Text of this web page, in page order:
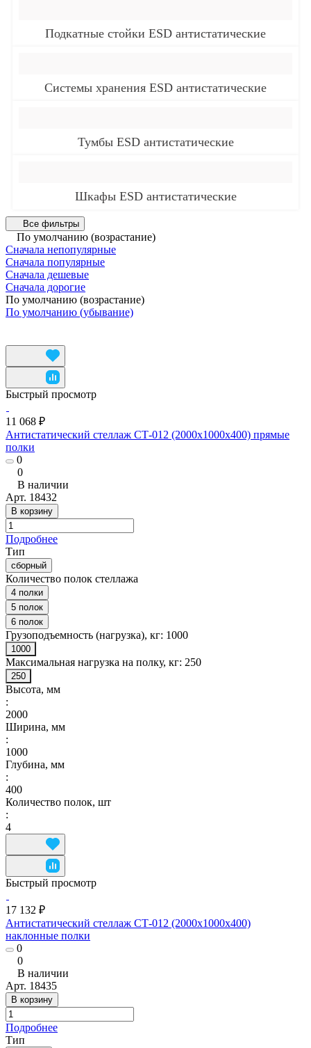
Подкатные стойки ESD антистатические
Системы хранения ESD антистатические
Тумбы ESD антистатические
Шкафы ESD антистатические
Все фильтры
По умолчанию (возрастание)
Сначала непопулярные
Сначала популярные
Сначала дешевые
Сначала дорогие
По умолчанию (возрастание)
По умолчанию (убывание)
Быстрый просмотр
11 068 ₽
Антистатический стеллаж СТ-012 (2000x1000x400) прямые
полки
0
0
В наличии
Арт. 18432
В корзину
Подробнее
Тип
сборный
Количество полок стеллажа
4 полки
5 полок
6 полок
Грузоподъемность (нагрузка), кг: 1000
1000
Максимальная нагрузка на полку, кг: 250
250
Высота, мм
:
2000
Ширина, мм
:
1000
Глубина, мм
:
400
Количество полок, шт
:
4
Быстрый просмотр
17 132 ₽
Антистатический стеллаж СТ-012 (2000x1000x400)
наклонные полки
0
0
В наличии
Арт. 18435
В корзину
Подробнее
Тип